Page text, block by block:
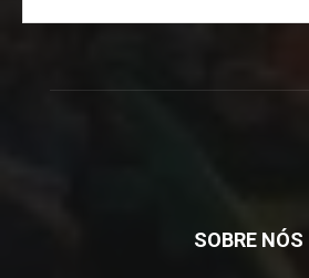
SOBRE NÓS